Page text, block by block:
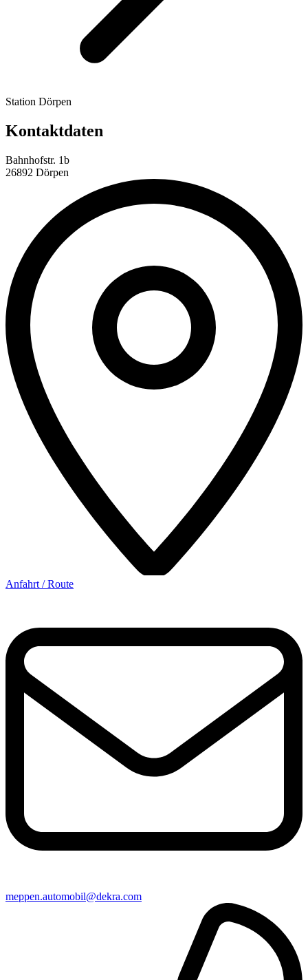
Station Dörpen
Kontaktdaten
Bahnhofstr. 1b
26892 Dörpen
Anfahrt / Route
meppen​.automobil@​dekra.com